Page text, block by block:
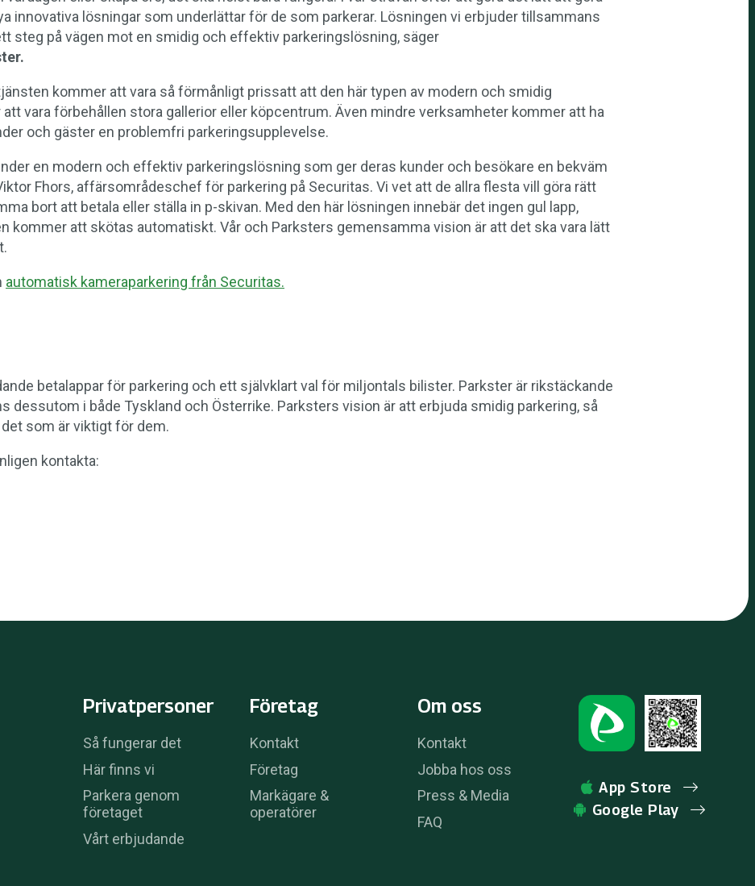
innovativa lösningar som underlättar för de som parkerar. Lösningen vi erbjuder tillsammans
steg på vägen mot en smidig och effektiv parkeringslösning, säger
kommer att vara så förmånligt prissatt att den här typen av modern och smidig
vara förbehållen stora gallerior eller köpcentrum. Även mindre verksamheter kommer att ha
och gäster en problemfri parkeringsupplevelse.
en modern och effektiv parkeringslösning som ger deras kunder och besökare en bekväm
Fhors, affärsområdeschef för parkering på Securitas. Vi vet att de allra flesta vill göra rätt
bort att betala eller ställa in p-skivan. Med den här lösningen innebär det ingen gul lapp,
kommer att skötas automatiskt. Vår och Parksters gemensamma vision är att det ska vara lätt
automatisk kameraparkering från Securitas.
betalappar för parkering och ett självklart val för miljontals bilister. Parkster är rikstäckande
dessutom i både Tyskland och Österrike. Parksters vision är att erbjuda smidig parkering, så
som är viktigt för dem.
kontakta:
Privatpersoner
Så fungerar det
Här finns vi
Parkera genom
företaget
Vårt erbjudande
Företag
Kontakt
Företag
Markägare &
operatörer
Om oss
Kontakt
Jobba hos oss
Press & Media
FAQ
App Store
Google Play